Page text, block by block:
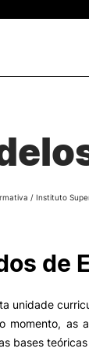
/ Instituto
de
unidade
momento, as
bases